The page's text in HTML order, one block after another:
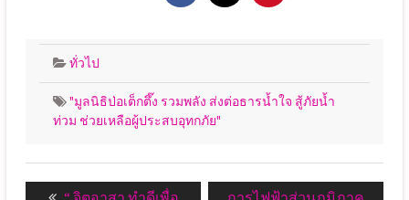
ทั่วไป
"มูลนิธิป่อเต็กตึ๊ง รวมพลัง ส่งต่อธารน้ำใจ สู้ภัยน้ำ
ท่วม ช่วยเหลือผู้ประสบอุทกภัย"
Previous
Next